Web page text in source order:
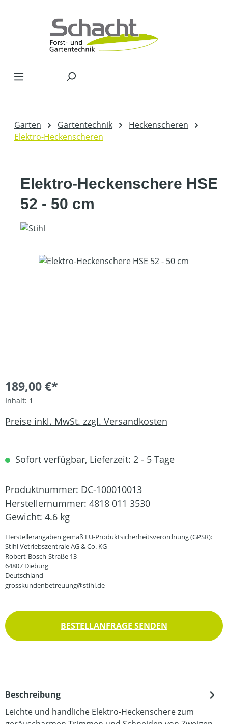
Garten Gartentechnik
Heckenscheren
Elektro-Heckenscheren
Elektro-Heckenschere HSE
52 - 50 cm
Bildergalerie überspringen
189,00 €*
Inhalt: 1
Preise inkl. MwSt. zzgl. Versandkosten
Sofort verfügbar, Lieferzeit: 2 - 5 Tage
Produktnummer: DC-100010013
Herstellernummer: 4818 011 3530
Gewicht: 4.6 kg
Herstellerangaben gemäß EU-Produktsicherheitsverordnung (GPSR):
Stihl Vetriebszentrale AG & Co. KG
Robert-Bosch-Straße 13
64807 Dieburg
Deutschland
grosskundenbetreuung@stihl.de
BESTELLANFRAGE SENDEN
Beschreibung
Leichte und handliche Elektro-Heckenschere zum